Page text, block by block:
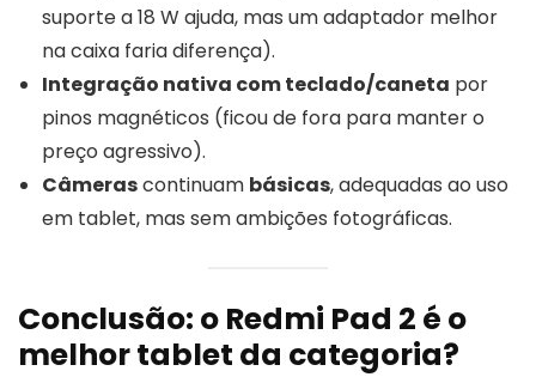
suporte a 18 W ajuda, mas um adaptador melhor
na caixa faria diferença).
Integração nativa com teclado/caneta por
pinos magnéticos (ficou de fora para manter o
preço agressivo).
Câmerascontinuam básicas, adequadas ao uso
em tablet, mas sem ambições fotográficas.
Conclusão: o Redmi Pad 2 é o
melhor tablet da categoria?